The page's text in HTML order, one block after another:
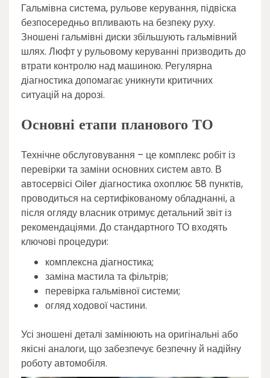
Гальмівна система, рульове керування, підвіска
безпосередньо впливають на безпеку руху.
Зношені гальмівні диски збільшують гальмівний
шлях. Люфт у рульовому керуванні призводить до
втрати контролю над машиною. Регулярна
діагностика допомагає уникнути критичних
ситуацій на дорозі.
Основні етапи планового ТО
Технічне обслуговування – це комплекс робіт із
перевірки та заміни основних систем авто. В
автосервісі Oiler діагностика охоплює 58 пунктів,
проводиться на сертифікованому обладнанні, а
після огляду власник отримує детальний звіт із
рекомендаціями. До стандартного ТО входять
ключові процедури:
комплексна діагностика;
заміна мастила та фільтрів;
перевірка гальмівної системи;
огляд ходової частини.
Усі зношені деталі замінюють на оригінальні або
якісні аналоги, що забезпечує безпечну й надійну
роботу автомобіля.